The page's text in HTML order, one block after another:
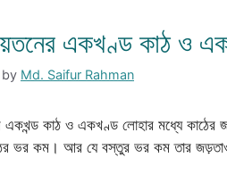
একখণ্ড কাঠ ও
by Md. Saifur Rahman
কাঠ ও একখণ্ড লোহার মধ্যে কাঠের
ভর কম। আর যে বস্তুর ভর কম তার